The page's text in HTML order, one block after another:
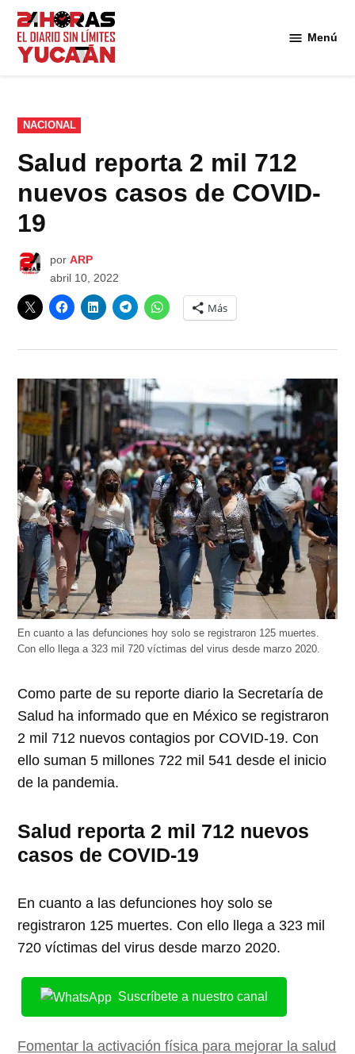
Saltar
contenido
Menú
PUBLICADO
EN
NACIONAL
Salud reporta 2 mil 712
nuevos casos de COVID-
19
por ARP
abril 10, 2022
Más
En cuanto a las defunciones hoy solo se registraron 125 muertes.
Con ello llega a 323 mil 720 víctimas del virus desde marzo 2020.
Como parte de su reporte diario la Secretaría de
Salud ha informado que en México se registraron
2 mil 712 nuevos contagios por COVID-19. Con
ello suman 5 millones 722 mil 541 desde el inicio
de la pandemia.
Salud reporta 2 mil 712 nuevos
casos de COVID-19
En cuanto a las defunciones hoy solo se
registraron 125 muertes. Con ello llega a 323 mil
720 víctimas del virus desde marzo 2020.
Suscríbete a nuestro canal
Fomentar la activación física para mejorar la salud